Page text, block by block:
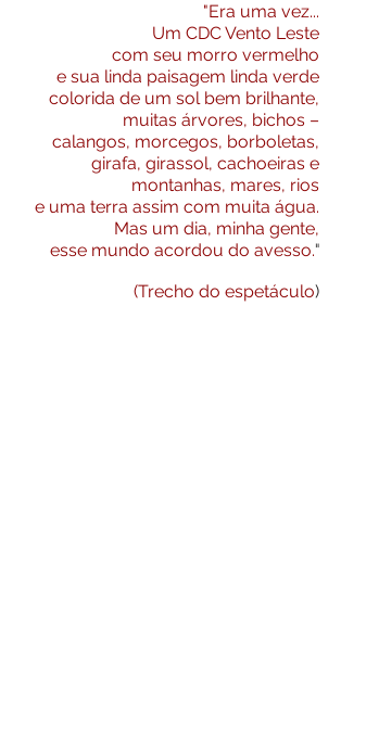
"Era uma vez...
Um CDC Vento Leste
com seu morro vermelho
e sua linda paisagem linda verde
colorida de um sol bem brilhante,
muitas árvores, bichos –
calangos, morcegos, borboletas,
girafa, girassol, cachoeiras e
montanhas, mares, rios
e uma terra assim com muita água.
Mas um dia, minha gente,
esse mundo acordou do avesso."
(Trecho do espetáculo)